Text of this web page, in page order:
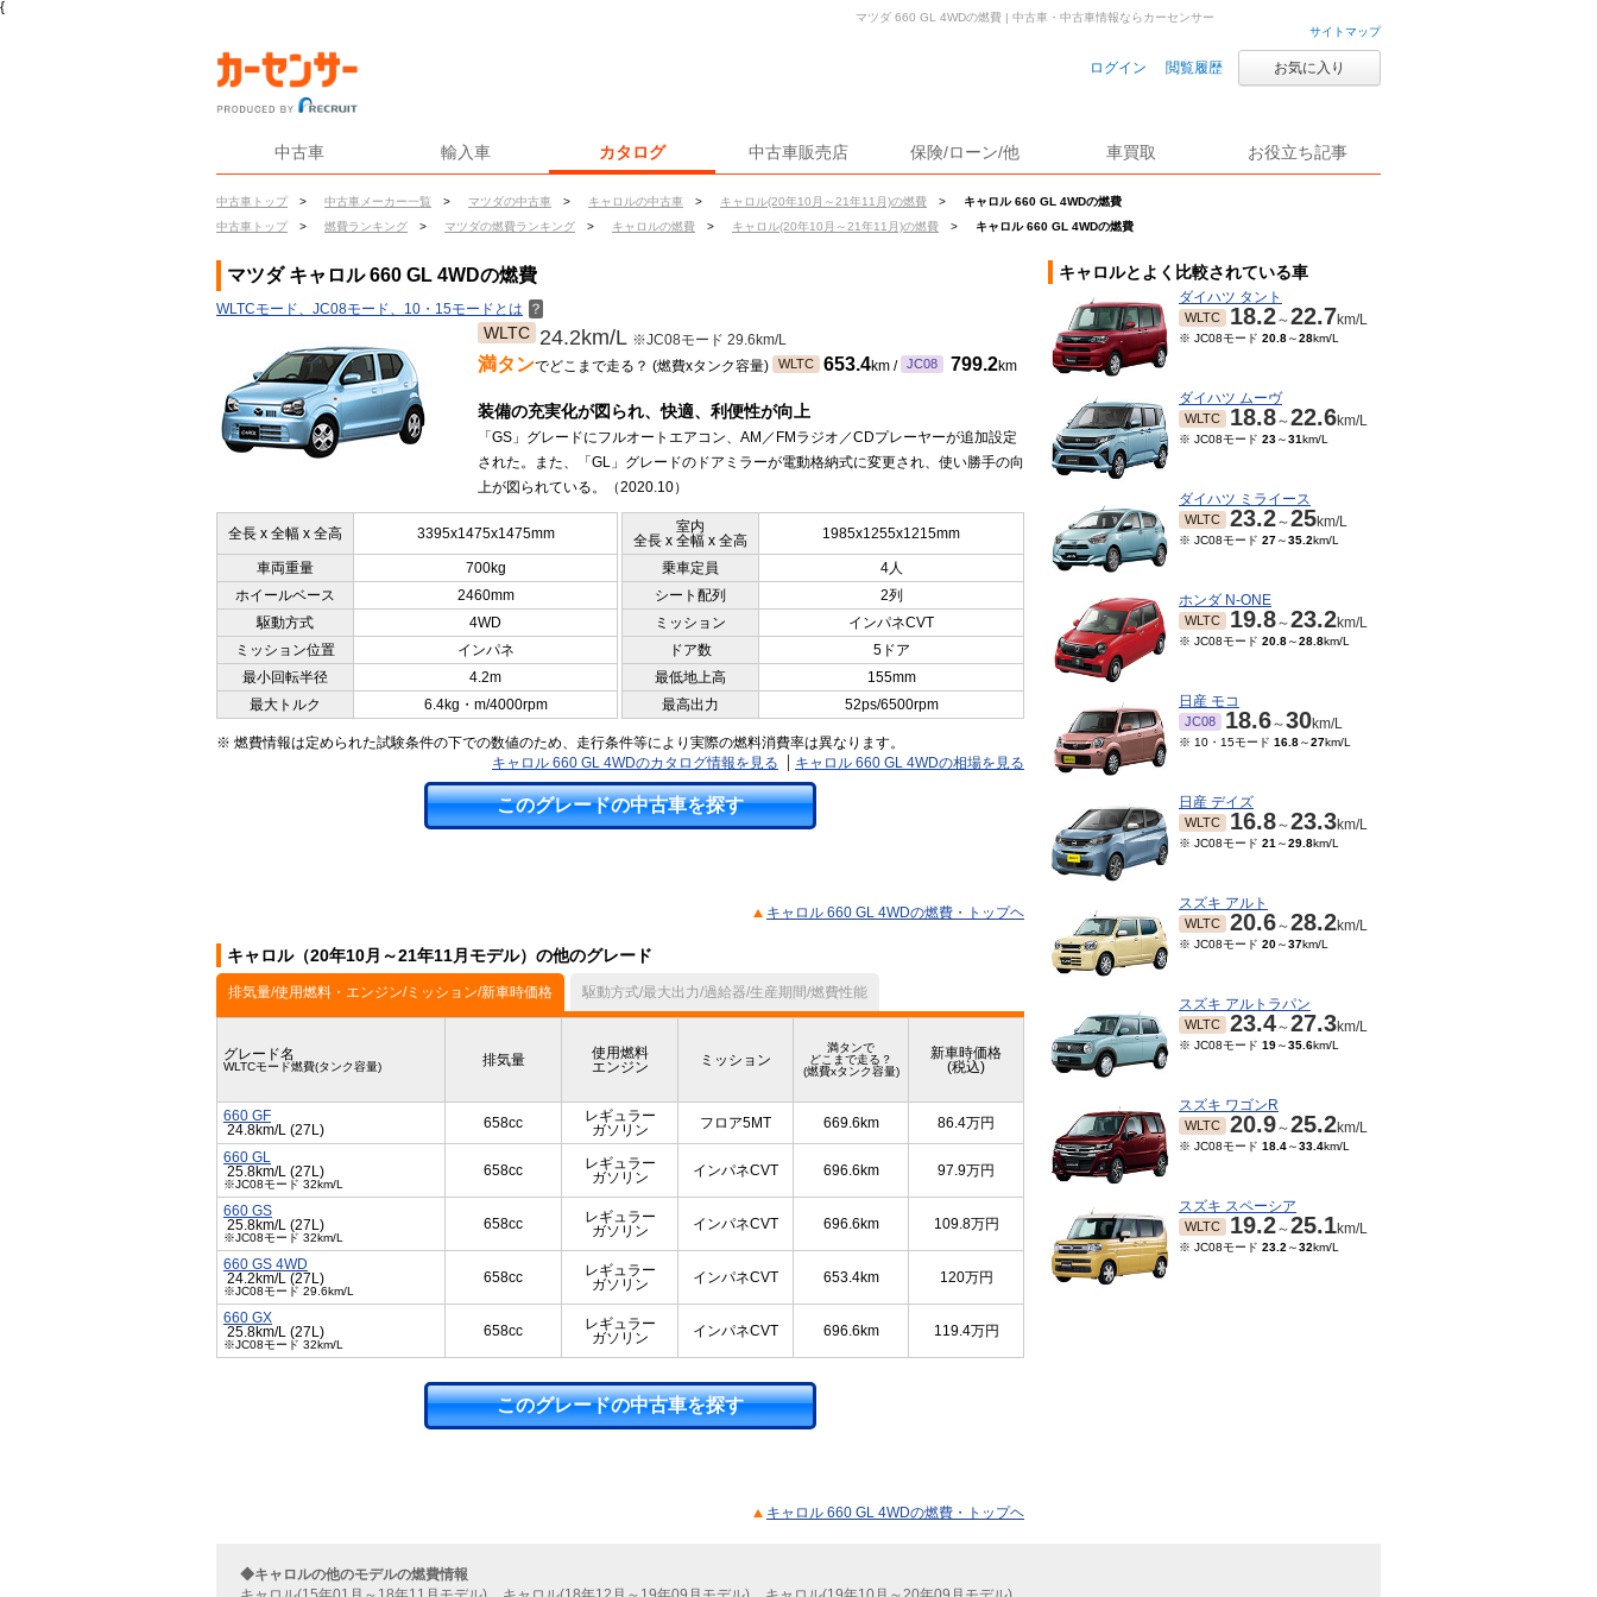
{
サイトマップ
ログイン 閲覧履歴 お気に入り
中古車 輸入車 カタログ 中古車販売店 保険/ローン/他 車買取 お役立ち記事
中古車トップ > 中古車メーカー一覧 > マツダの中古車 > キャロルの中古車 > キャロル(20年10月～21年11月)の燃費 >
キャロル 660 GL 4WDの燃費
中古車トップ
> 燃費ランキング > マツダの燃費ランキング > キャロルの燃費 > キャロル(20年10月～21年11月)の燃費 > キャロル 660 GL 4WDの燃費
マツダ 660 GL 4WDの燃費 | 中古車・中古車情報ならカーセンサー
マツダ キャロル 660 GL 4WDの燃費
WLTCモード、JC08モード、10・15モードとは ？
WLTC 24.2km/L ※JC08モード 29.6km/L
満タンでどこまで走る？ (燃費xタンク容量) WLTC 653.4km / JC08 799.2km
装備の充実化が図られ、快適、利便性が向上
「GS」グレードにフルオートエアコン、AM／FMラジオ／CDプレーヤーが追加設定
された。また、「GL」グレードのドアミラーが電動格納式に変更され、使い勝手の向
上が図られている。（2020.10）
全長 x 全幅 x 全高 3395x1475x1475mm
室内
全長 x 全幅 x 全高
1985x1255x1215mm
車両重量 700kg 乗車定員
4人
ホイールベース
2460mm シート配列
2列
駆動方式
4WD ミッション
インパネCVT
ミッション位置
インパネ ドア数
5ドア
最小回転半径
4.2m 最低地上高
155mm
最大トルク
6.4kg・m/4000rpm 最高出力 52ps/6500rpm
※ 燃費情報は定められた試験条件の下での数値のため、走行条件等により実際の燃料消費率は異なります。
キャロル 660 GL 4WDのカタログ情報を見る
キャロル 660 GL 4WDの相場を見る
このグレードの中古車を探す
キャロル 660 GL 4WDの燃費・トップヘ
キャロル（20年10月～21年11月モデル）の他のグレード
排気量/使用燃料・エンジン/ミッション/新車時価格 駆動方式/最大出力/過給器/生産期間/燃費性能
グレード名
WLTCモード燃費(タンク容量) 排気量
使用燃料
エンジン
ミッション
満タンで
どこまで走る？
(燃費xタンク容量)
新車時価格
(税込)
660 GF
24.8km/L (27L)
658cc
レギュラー
ガソリン
フロア5MT 669.6km 86.4万円
660 GL
25.8km/L (27L)
※JC08モード 32km/L
658cc
レギュラー
ガソリン
インパネCVT 696.6km 97.9万円
660 GS
25.8km/L (27L)
※JC08モード 32km/L
658cc
レギュラー
ガソリン
インパネCVT 696.6km 109.8万円
660 GS 4WD
24.2km/L (27L)
※JC08モード 29.6km/L
658cc
レギュラー
ガソリン
インパネCVT 653.4km 120万円
660 GX
25.8km/L (27L)
※JC08モード 32km/L
658cc
レギュラー
ガソリン
インパネCVT 696.6km 119.4万円
このグレードの中古車を探す
キャロル 660 GL 4WDの燃費・トップヘ
キャロルとよく比較されている車
ダイハツ タント
WLTC 18.2～22.7km/L
※ JC08モード 20.8～28km/L
ダイハツ ムーヴ
WLTC 18.8～22.6km/L
※ JC08モード 23～31km/L
ダイハツ ミライース
WLTC 23.2～25km/L
※ JC08モード 27～35.2km/L
ホンダ N-ONE
WLTC 19.8～23.2km/L
※ JC08モード 20.8～28.8km/L
日産 モコ
JC08 18.6～30km/L
※ 10・15モード 16.8～27km/L
日産 デイズ
WLTC 16.8～23.3km/L
※ JC08モード 21 ～29.8km/L
スズキ アルト
WLTC 20.6～28.2km/L
※ JC08モード 20～37km/L
スズキ アルトラパン
WLTC 23.4～27.3km/L
※ JC08モード 19～35.6km/L
スズキ ワゴンR
WLTC 20.9～25.2km/L
※ JC08モード 18.4～33.4km/L
スズキ スペーシア
WLTC 19.2～25.1km/L
※ JC08モード 23.2 ～32km/L
◆キャロルの他のモデルの燃費情報